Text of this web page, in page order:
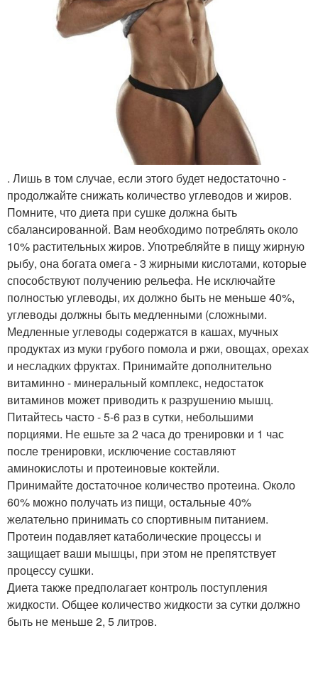
. Лишь в том случае, если этого будет недостаточно -
продолжайте снижать количество углеводов и жиров.
Помните, что диета при сушке должна быть
сбалансированной. Вам необходимо потреблять около
10% растительных жиров. Употребляйте в пищу жирную
рыбу, она богата омега - 3 жирными кислотами, которые
способствуют получению рельефа. Не исключайте
полностью углеводы, их должно быть не меньше 40%,
углеводы должны быть медленными (сложными.
Медленные углеводы содержатся в кашах, мучных
продуктах из муки грубого помола и ржи, овощах, орехах
и несладких фруктах. Принимайте дополнительно
витаминно - минеральный комплекс, недостаток
витаминов может приводить к разрушению мышц.
Питайтесь часто - 5-6 раз в сутки, небольшими
порциями. Не ешьте за 2 часа до тренировки и 1 час
после тренировки, исключение составляют
аминокислоты и протеиновые коктейли.
Принимайте достаточное количество протеина. Около
60% можно получать из пищи, остальные 40%
желательно принимать со спортивным питанием.
Протеин подавляет катаболические процессы и
защищает ваши мышцы, при этом не препятствует
процессу сушки.
Диета также предполагает контроль поступления
жидкости. Общее количество жидкости за сутки должно
быть не меньше 2, 5 литров.